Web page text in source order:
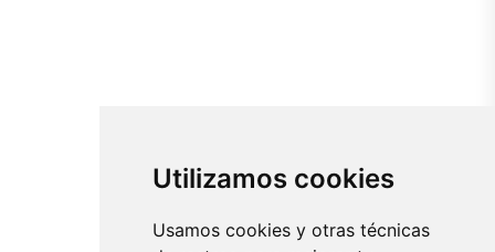
Utilizamos cookies
Usamos cookies y otras técnicas